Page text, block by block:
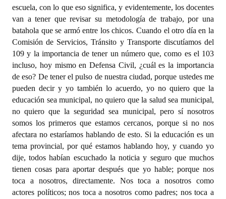
escuela, con lo que eso significa, y evidentemente, los docentes
van a tener que revisar su metodología de trabajo, por una
batahola que se armó entre los chicos. Cuando el otro día en la
Comisión de Servicios, Tránsito y Transporte discutíamos del
109 y la importancia de tener un número que, como es el 103
incluso, hoy mismo en Defensa Civil, ¿cuál es la importancia
de eso? De tener el pulso de nuestra ciudad, porque ustedes me
pueden decir y yo también lo acuerdo, yo no quiero que la
educación sea municipal, no quiero que la salud sea municipal,
no quiero que la seguridad sea municipal, pero sí nosotros
somos los primeros que estamos cercanos, porque si no nos
afectara no estaríamos hablando de esto. Si la educación es un
tema provincial, por qué estamos hablando hoy, y cuando yo
dije, todos habían escuchado la noticia y seguro que muchos
tienen cosas para aportar después que yo hable; porque nos
toca a nosotros, directamente. Nos toca a nosotros como
actores políticos; nos toca a nosotros como padres; nos toca a